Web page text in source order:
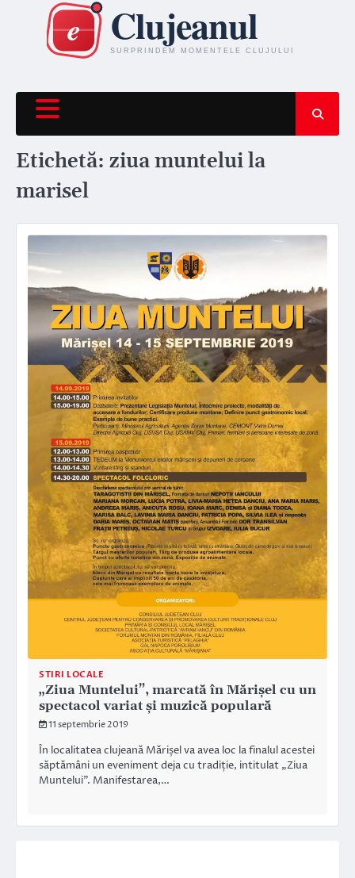
content
Etichetă: ziua muntelui la
marisel
STIRI LOCALE
„Ziua Muntelui”, marcată în Mărișel cu un
spectacol variat și muzică populară
11 septembrie 2019
În localitatea clujeană Mărișel va avea loc la finalul acestei
săptămâni un eveniment deja cu tradiție, intitulat „Ziua
Muntelui”. Manifestarea,…